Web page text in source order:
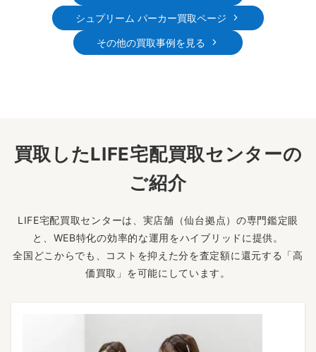
シュプリーム パーカー買取ページ
その他の買取事例を見る
買取したLIFE宅配買取センターの
ご紹介
LIFE宅配買取センターは、実店舗（仙台拠点）の専門鑑定眼
と、WEB特化の効率的な運用をハイブリッドに提供。
全国どこからでも、コストを抑えた分を査定額に還元する「高
価買取」を可能にしています。